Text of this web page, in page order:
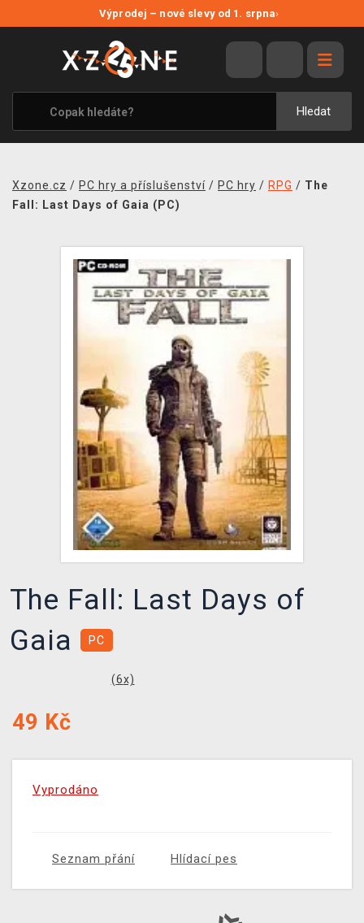
Výprodej – nové slevy od 1. srpna›
Hledat
VÝPRODEJ
VIDEOHRY
XZONE ORIGINALS
TÉMATIKY
MERCHANDISE
XZONE KLUB
TCG & BOARDGAME HUB
VÝKUP HER (BAZAR)
Xzone.cz / PC hry a příslušenství / PC hry / RPG / The
Fall: Last Days of Gaia (PC)
The Fall: Last Days of
Gaia
PC
(6x)
49 Kč
Vyprodáno
Seznam přání Hlídací pes